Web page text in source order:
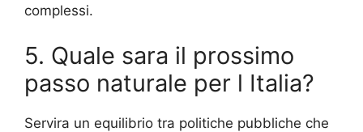
complessi.
5. Quale sara il prossimo
passo naturale per l Italia?
Servira un equilibrio tra politiche pubbliche che